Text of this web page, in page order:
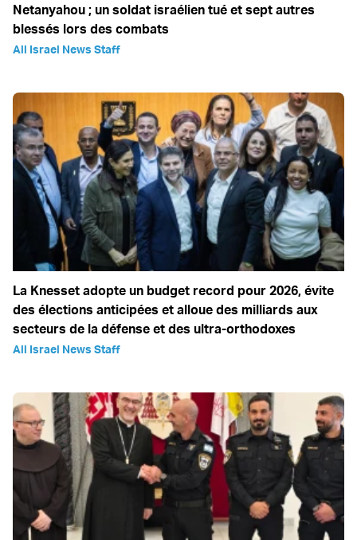
Netanyahou ; un soldat israélien tué et sept autres
blessés lors des combats
All Israel News Staff
La Knesset adopte un budget record pour 2026, évite
des élections anticipées et alloue des milliards aux
secteurs de la défense et des ultra-orthodoxes
All Israel News Staff